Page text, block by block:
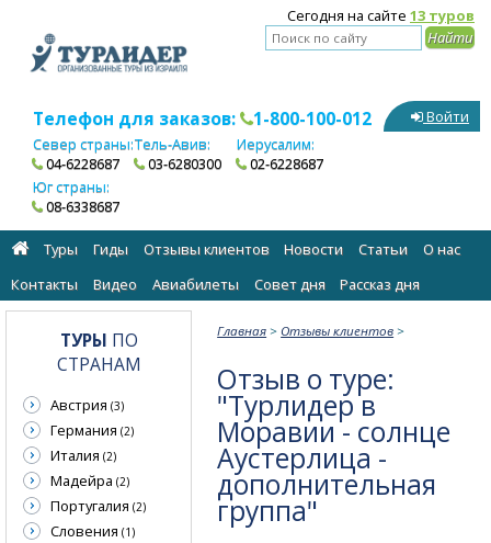
Сегодня на сайте 13 туров
Телефон для заказов: 1-800-100-012
Север страны:
04-6228687
Тель-Авив:
03-6280300
Иерусалим:
02-6228687
Юг страны:
08-6338687
Войти
Туры Гиды Отзывы клиентов Новости Статьи
О нас
Контакты
Видео Авиабилеты Cовет дня Рассказ дня
Главная > Отзывы клиентов >
Отзыв о туре:
"Турлидер в
Моравии - солнце
Аустерлица -
дополнительная
группа"
ТУРЫ ПО
СТРАНАМ
Австрия (3)
Германия (2)
Италия (2)
Мадейра (2)
Португалия (2)
Словения (1)